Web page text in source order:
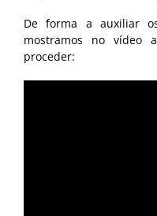
De forma a auxiliar
mostramos no vídeo
proceder: